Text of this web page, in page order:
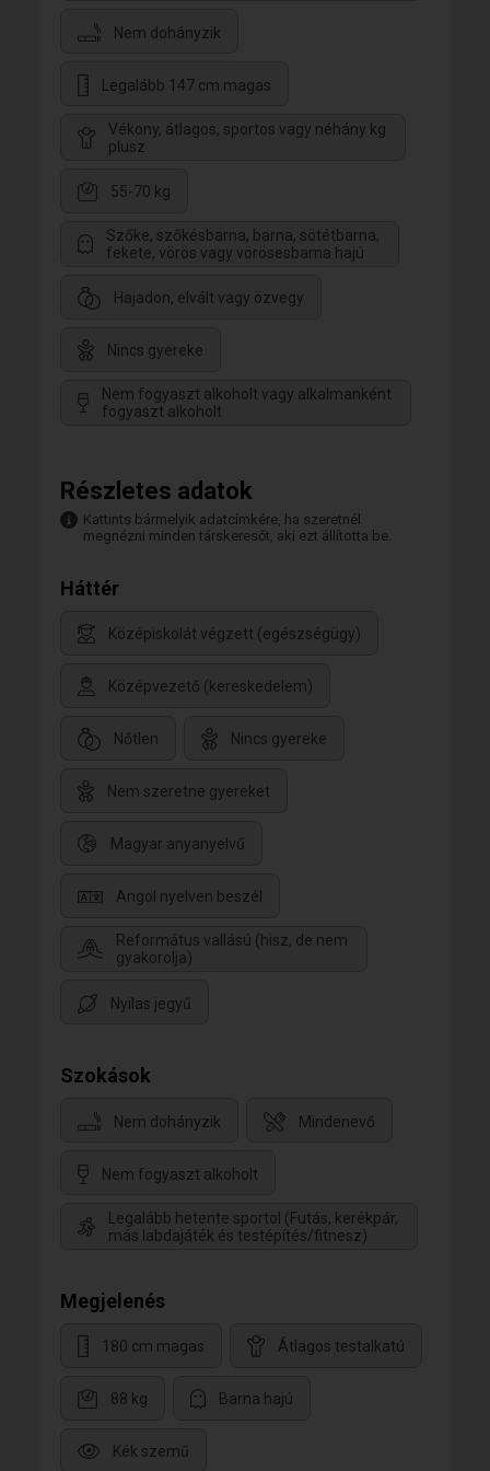
Nem dohányzik
Legalább 147 cm magas
Vékony, átlagos, sportos vagy néhány kg
plusz
55-70 kg
Szőke, szőkésbarna, barna, sötétbarna,
fekete, vörös vagy vörösesbarna hajú
Hajadon, elvált vagy özvegy
Nincs gyereke
Nem fogyaszt alkoholt vagy alkalmanként
fogyaszt alkoholt
Részletes adatok
Kattints bármelyik adatcímkére, ha szeretnél
megnézni minden társkeresőt, aki ezt állította be.
Háttér
Középiskolát végzett (egészségügy)
Középvezető (kereskedelem)
Nőtlen Nincs gyereke
Nem szeretne gyereket
Magyar anyanyelvű
Angol nyelven beszél
Református vallású (hisz, de nem
gyakorolja)
Nyilas jegyű
Szokások
Nem dohányzik Mindenevő
Nem fogyaszt alkoholt
Legalább hetente sportol (Futás, kerékpár,
más labdajáték és testépítés/fitnesz)
Megjelenés
180 cm magas Átlagos testalkatú
88 kg Barna hajú
Kék szemű